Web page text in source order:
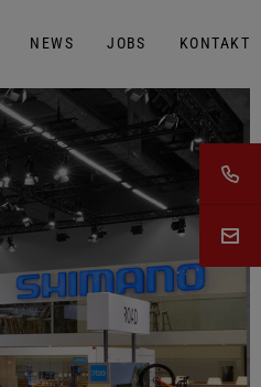
NEWS JOBS KONTAKT